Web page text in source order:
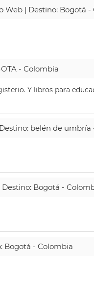
Web | Destino: Bogotá
- Colombia
Y libros para
belén de umbría
Destino: Bogotá -
Bogotá - Colombia